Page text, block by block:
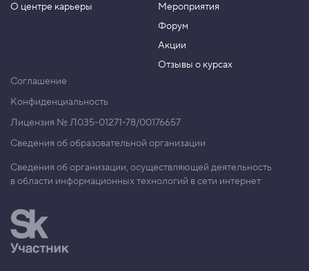
О центре карьеры
Мероприятия
Форум
Акции
Отзывы о курсах
Соглашение
Конфиденциальность
Лицензия № Л035-01271-78/00176657
Сведения об образовательной организации
Сведения об организации, осуществляющей деятельность
в области информационных технологий в сети интернет